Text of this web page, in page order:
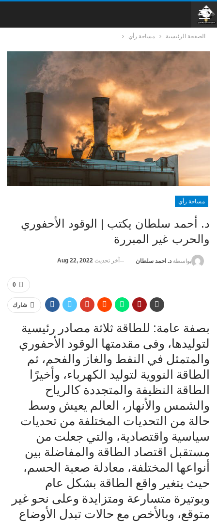
الصفحة الرئيسية مساحة رأي
مساحة رأي
د. أحمد سلطان يكتب | الوقود الأحفوري
والحرب غير المبررة
بواسطة د. احمد سلطان آخر تحديث Aug 22, 2022
0
شارك
بصفة عامة: للطاقة ثلاثة مصادر رئيسية
لتوليدها، وفى مقدمتها الوقود الأحفوري
والمتمثل في النفط والغاز والفحم، ثم
الطاقة النووية لتوليد الكهرباء، وأخيرًا
الطاقة النظيفة والمتجددة كالرياح
والشمس والأنهار، العالم يعيش وسط
حالة من التحديات المختلفة من تحديات
سياسية واقتصادية، والتي جعلت من
مستقبل اقتصاد الطاقة والمفاضلة بين
أنواعها المختلفة، معادلة صعبة الحسم،
حيث يتغير واقع الطاقة بشكل عام
وبوتيرة متسارعة ومتزايدة وعلى نحو غير
متوقع، وبالأخص مع حالات تبدل الأوضاع